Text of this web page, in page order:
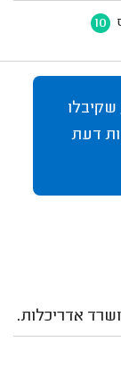
10
שקיבלו
דעת
אדריכלות.